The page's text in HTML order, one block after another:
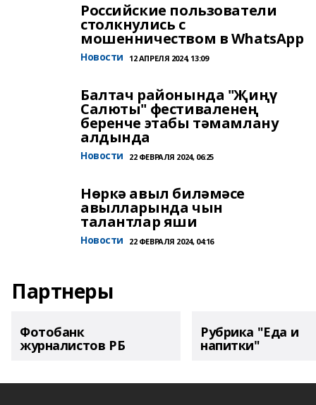
Российские пользователи
столкнулись с
мошенничеством в WhatsApp
Новости 12 АПРЕЛЯ 2024, 13:09
Балтач районында "Җиңү
Салюты" фестиваленең
беренче этабы тәмамлану
алдында
Новости 22 ФЕВРАЛЯ 2024, 06:25
Нөркә авыл биләмәсе
авылларында чын
талантлар яши
Новости 22 ФЕВРАЛЯ 2024, 04:16
Партнеры
Фотобанк
журналистов РБ
Рубрика "Еда и
напитки"